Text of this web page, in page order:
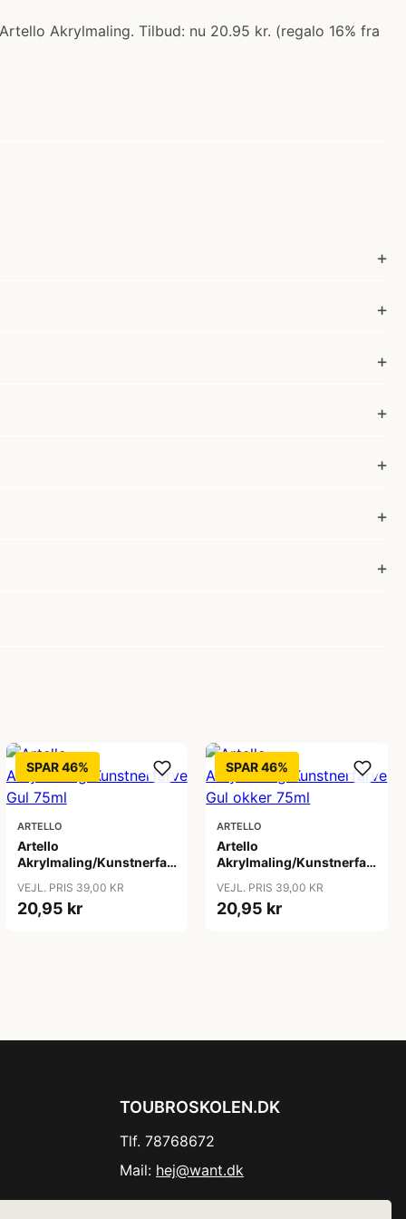
Akrylmaling. Tilbud: nu 20.95 kr. (regalo 16% fra
SPAR 46%
ARTELLO
Artello
Akrylmaling/Kunstnerfarve
VEJL. PRIS 39,00 KR
20,95 kr
SPAR 46%
ARTELLO
Artello
Akrylmaling/Kunstnerfarve
VEJL. PRIS 39,00 KR
20,95 kr
TOUBROSKOLEN.DK
Tlf. 78768672
Mail: hej@want.dk